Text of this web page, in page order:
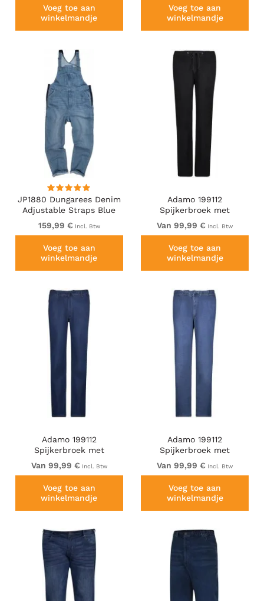
Voeg toe aan
winkelmandje
Voeg toe aan
winkelmandje
JP1880 Dungarees Denim
Adjustable Straps Blue
159,99 € Incl. Btw
Voeg toe aan
winkelmandje
Adamo 199112
Spijkerbroek met
elastische taille Zwart
Van 99,99 € Incl. Btw
Voeg toe aan
winkelmandje
Adamo 199112
Spijkerbroek met
elastische taille
Donkerblauw
Van 99,99 € Incl. Btw
Voeg toe aan
winkelmandje
Adamo 199112
Spijkerbroek met
elastische taille
Middenblauw
Van 99,99 € Incl. Btw
Voeg toe aan
winkelmandje